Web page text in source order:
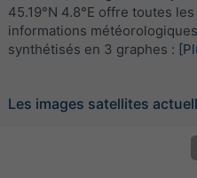
45.19°N 4.8°E offre toutes les
informations météorologiques
synthétisés en 3 graphes :
Les images satellites